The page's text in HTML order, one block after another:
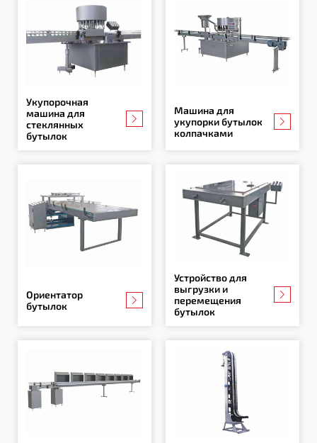
Укупорочная
машина для
стеклянных
бутылок
Машина для
укупорки бутылок
колпачками
Ориентатор
бутылок
Устройство для
выгрузки и
перемещения
бутылок